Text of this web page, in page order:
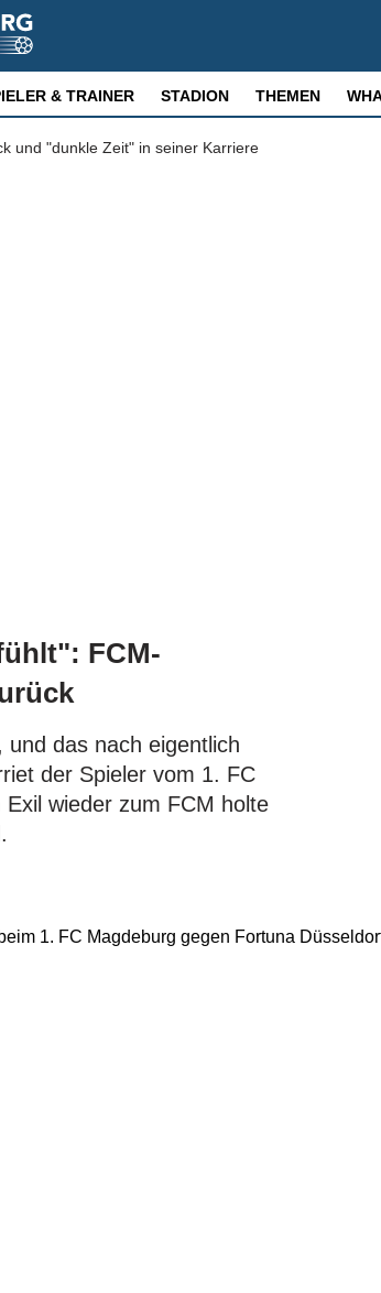
& TRAINER STADION THEMEN
und "dunkle Zeit" in seiner Karriere
FCM-
das nach eigentlich
der Spieler vom 1. FC
wieder zum FCM holte